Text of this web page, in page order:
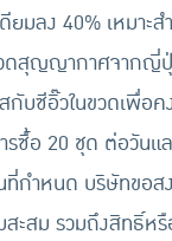
ยมลง 40% เหมาะ
วดสุญญากาศจากญี่
กับซีอิ๊วในขวดเพื่อ
รซื้อ 20 ชุด ต่อวันแ
ที่กำหนด บริษัทขอส
ะสม รวมถึงสิทธิ์ห